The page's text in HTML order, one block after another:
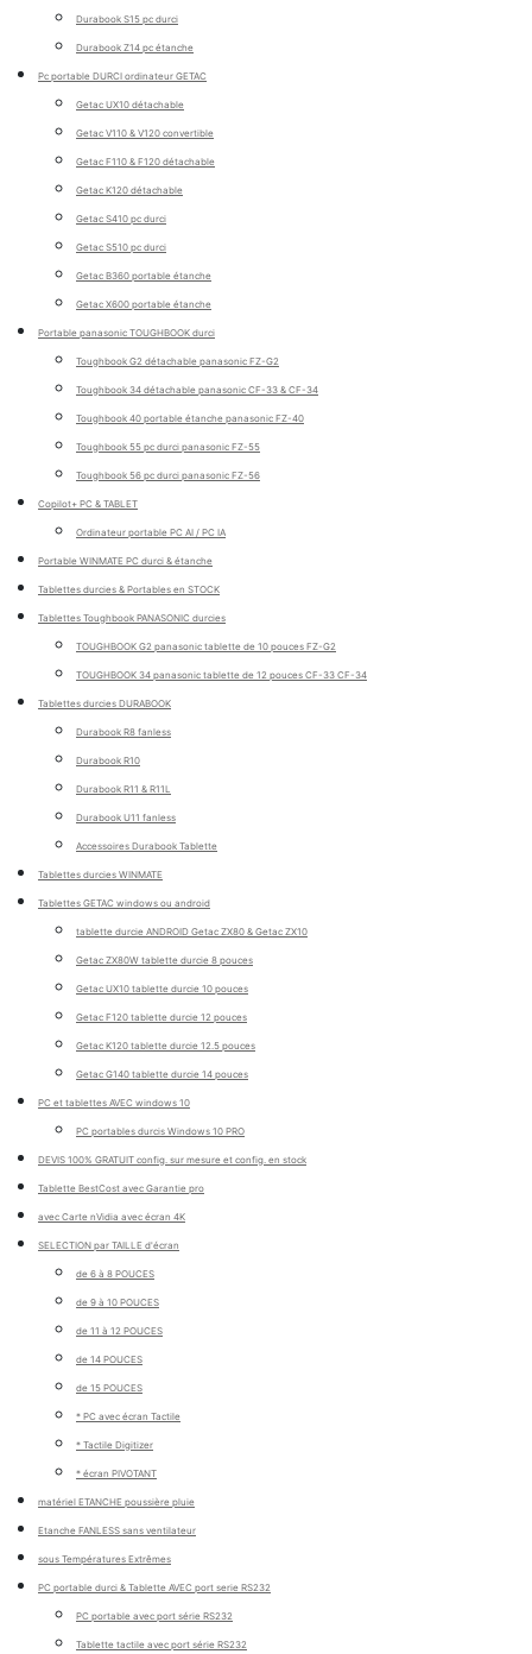
Durabook S15 pc durci
Durabook Z14 pc étanche
Pc portable DURCI ordinateur GETAC
Getac UX10 détachable
Getac V110 & V120 convertible
Getac F110 & F120 détachable
Getac K120 détachable
Getac S410 pc durci
Getac S510 pc durci
Getac B360 portable étanche
Getac X600 portable étanche
Portable panasonic TOUGHBOOK durci
Toughbook G2 détachable panasonic FZ-G2
Toughbook 34 détachable panasonic CF-33 & CF-34
Toughbook 40 portable étanche panasonic FZ-40
Toughbook 55 pc durci panasonic FZ-55
Toughbook 56 pc durci panasonic FZ-56
Copilot+ PC & TABLET
Ordinateur portable PC AI / PC IA
Portable WINMATE PC durci & étanche
Tablettes durcies & Portables en STOCK
Tablettes Toughbook PANASONIC durcies
TOUGHBOOK G2 panasonic tablette de 10 pouces FZ-G2
TOUGHBOOK 34 panasonic tablette de 12 pouces CF-33 CF-34
Tablettes durcies DURABOOK
Durabook R8 fanless
Durabook R10
Durabook R11 & R11L
Durabook U11 fanless
Accessoires Durabook Tablette
Tablettes durcies WINMATE
Tablettes GETAC windows ou android
tablette durcie ANDROID Getac ZX80 & Getac ZX10
Getac ZX80W tablette durcie 8 pouces
Getac UX10 tablette durcie 10 pouces
Getac F120 tablette durcie 12 pouces
Getac K120 tablette durcie 12.5 pouces
Getac G140 tablette durcie 14 pouces
PC et tablettes AVEC windows 10
PC portables durcis Windows 10 PRO
DEVIS 100% GRATUIT config. sur mesure et config. en stock
Tablette BestCost avec Garantie pro
avec Carte nVidia avec écran 4K
SELECTION par TAILLE d'écran
de 6 à 8 POUCES
de 9 à 10 POUCES
de 11 à 12 POUCES
de 14 POUCES
de 15 POUCES
* PC avec écran Tactile
* Tactile Digitizer
* écran PIVOTANT
matériel ETANCHE poussière pluie
Etanche FANLESS sans ventilateur
sous Températures Extrêmes
PC portable durci & Tablette AVEC port serie RS232
PC portable avec port série RS232
Tablette tactile avec port série RS232